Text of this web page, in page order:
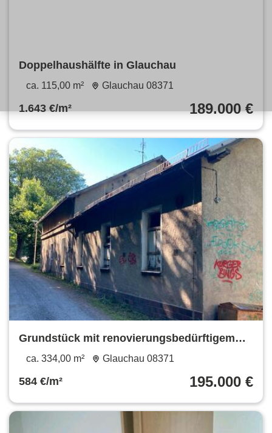
Doppelhaushälfte in Glauchau
ca. 115,00 m² Glauchau 08371
1.643 €/m² 189.000 €
Grundstück mit renovierungsbedürftigem
Gebäude und Reihengarage
ca. 334,00 m² Glauchau 08371
584 €/m² 195.000 €